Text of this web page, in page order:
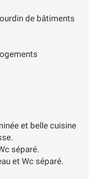
de bâtiments
et belle cuisine
séparé.
et Wc séparé.